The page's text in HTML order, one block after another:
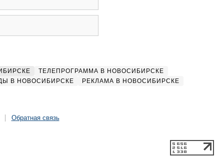
ТЕЛЕПРОГРАММА В НОВОСИБИРСКЕ
В НОВОСИБИРСКЕ РЕКЛАМА В НОВОСИБИРСКЕ
Обратная связь